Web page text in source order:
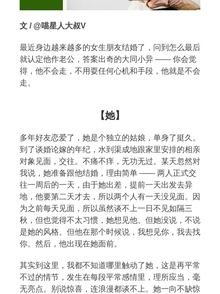
搜索
热门分类
故事
文 / @喵星人大叔V
最近身边越来越多的女生朋友结婚了，问到怎么最后
就认定他作老公，答案出奇的大同小异 —— 你会觉
得，他不会走，不用耍任何心机和手段，他就是不会
走。
【她】
多年好友恋爱了，她是个独立的姑娘，单身了挺久。
到了谈婚论嫁的年纪，水到渠成地跟家里安排的相亲
对象见面，交往。不痛不痒，无功无过。某天忽然对
我说，她准备跟他结婚，理由简单 —— 两人正式交
往一周后的一天，由于她出差，提前一天出发去异
地，他要第二天才去，所以两个人有一天没见面。因
为之前每天见面，所以虽然谈不上一日不见如隔三
秋，但也觉得不太习惯，她想见他。但她没说，不说
是她的风格。但他在那个时候说，我想见你，我去找
你。然后，他出现在她面前。
其实到这里，我都不知道哪里触动了她，这是再平常
不过的情节，发生在每段平常感情里，理所应当，毫
无亮点。别说惊喜，连浪漫都谈不上。她一向不缺惊